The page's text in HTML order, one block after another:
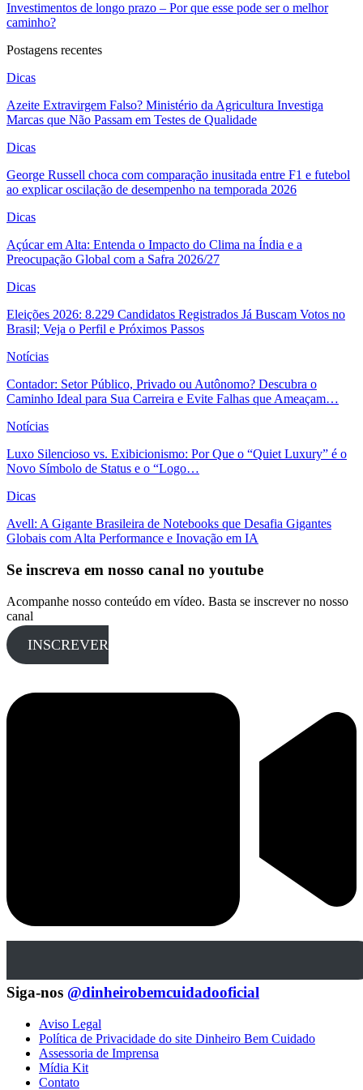
Investimentos de longo prazo – Por que esse pode ser o melhor
caminho?
Postagens recentes
Dicas
Azeite Extravirgem Falso? Ministério da Agricultura Investiga
Marcas que Não Passam em Testes de Qualidade
Dicas
George Russell choca com comparação inusitada entre F1 e futebol
ao explicar oscilação de desempenho na temporada 2026
Dicas
Açúcar em Alta: Entenda o Impacto do Clima na Índia e a
Preocupação Global com a Safra 2026/27
Dicas
Eleições 2026: 8.229 Candidatos Registrados Já Buscam Votos no
Brasil; Veja o Perfil e Próximos Passos
Notícias
Contador: Setor Público, Privado ou Autônomo? Descubra o
Caminho Ideal para Sua Carreira e Evite Falhas que Ameaçam…
Notícias
Luxo Silencioso vs. Exibicionismo: Por Que o “Quiet Luxury” é o
Novo Símbolo de Status e o “Logo…
Dicas
Avell: A Gigante Brasileira de Notebooks que Desafia Gigantes
Globais com Alta Performance e Inovação em IA
Se inscreva em nosso canal no youtube
Acompanhe nosso conteúdo em vídeo. Basta se inscrever no nosso
canal
INSCREVER
Siga-nos @dinheirobemcuidadooficial
Aviso Legal
Política de Privacidade do site Dinheiro Bem Cuidado
Assessoria de Imprensa
Mídia Kit
Contato